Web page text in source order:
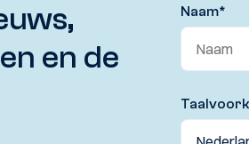
en de
Naam*